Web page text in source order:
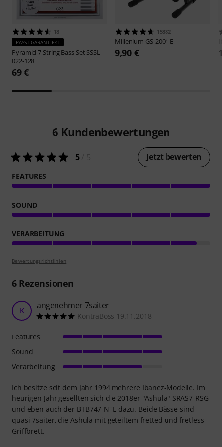
18
PASST GARANTIERT
Pyramid7 String Bass Set SSSL
022-128
69 €
15882
Millenium GS-2001 E
9,90 €
6 Kundenbewertungen
5/ 5 Jetzt bewerten
FEATURES
SOUND
VERARBEITUNG
Bewertungsrichtlinien
6Rezensionen
K angenehmer 7saiter
KontraBoss 19.11.2018
Ich besitze seit dem Jahr 1994 mehrere Ibanez-Modelle. Im
heurigen Jahr gesellten sich die 2018er "Ashula" SRAS7-RSG
und eben auch der BTB747-NTL dazu. Beide Bässe sind
quasi 7saiter, die Ashula mit geteiltem fretted und fretless
Griffbrett.
Features
Sound
Verarbeitung